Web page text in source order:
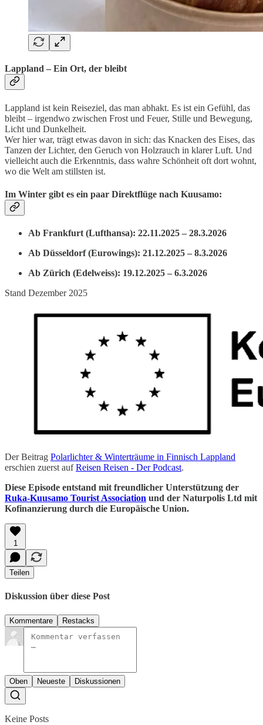
Lappland – Ein Ort, der bleibt
Lappland ist kein Reiseziel, das man abhakt. Es ist ein Gefühl, das
bleibt – irgendwo zwischen Frost und Feuer, Stille und Bewegung,
Licht und Dunkelheit.
Wer hier war, trägt etwas davon in sich: das Knacken des Eises, das
Tanzen der Lichter, den Geruch von Holzrauch in klarer Luft. Und
vielleicht auch die Erkenntnis, dass wahre Schönheit oft dort wohnt,
wo die Welt am stillsten ist.
Im Winter gibt es ein paar Direktflüge nach Kuusamo:
Ab Frankfurt (Lufthansa): 22.11.2025 – 28.3.2026
Ab Düsseldorf (Eurowings): 21.12.2025 – 8.3.2026
Ab Zürich (Edelweiss): 19.12.2025 – 6.3.2026
Stand Dezember 2025
Der Beitrag Polarlichter & Winterträume in Finnisch Lappland
erschien zuerst aufReisen Reisen - Der Podcast.
Diese Episode entstand mit freundlicher Unterstützung der
Ruka-Kuusamo Tourist Association und der Naturpolis Ltd mit
Kofinanzierung durch die Europäische Union.
1
Teilen
Diskussion über diese Post
Kommentare Restacks
Oben Neueste Diskussionen
Keine Posts